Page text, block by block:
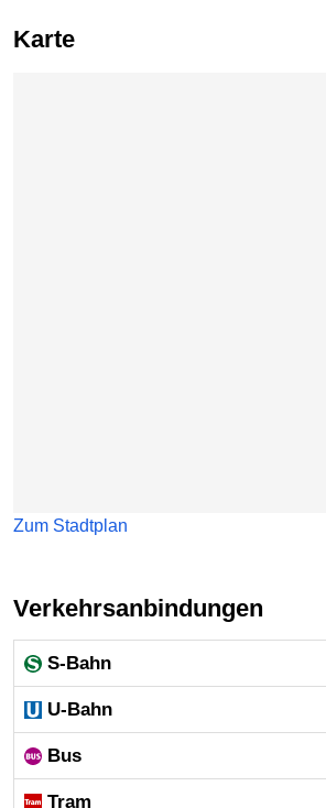
Karte
Zum Stadtplan
Verkehrsanbindungen
S-Bahn
U-Bahn
Bus
Tram